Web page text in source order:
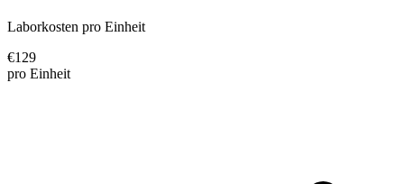
Laborkosten pro Einheit
€129
pro Einheit